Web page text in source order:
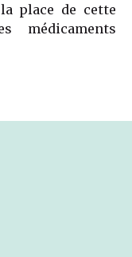
place de cette
médicaments